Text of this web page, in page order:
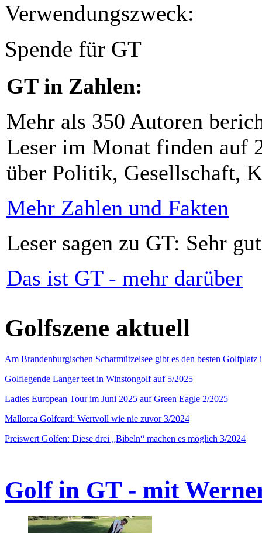
Verwendungszweck:
Spende für GT
GT in Zahlen:
Mehr als 350 Autoren
Leser im Monat finden auf
über Politik, Gesellschaft,
Mehr Zahlen und Fakten
Leser sagen zu GT: Sehr
Das ist GT - mehr darüber
Golfszene aktuell
Am Brandenburgischen Scharmützelsee gibt es den besten
Golflegende Langer teet in Winstongolf auf 5/2025
Ladies European Tour im Juni 2025 auf Green Eagle 2/2025
Mallorca Golfcard: Wertvoll wie nie zuvor 3/2024
Preiswert Golfen: Diese drei „Bibeln“ machen es möglich 3/2024
Golf in GT - mit